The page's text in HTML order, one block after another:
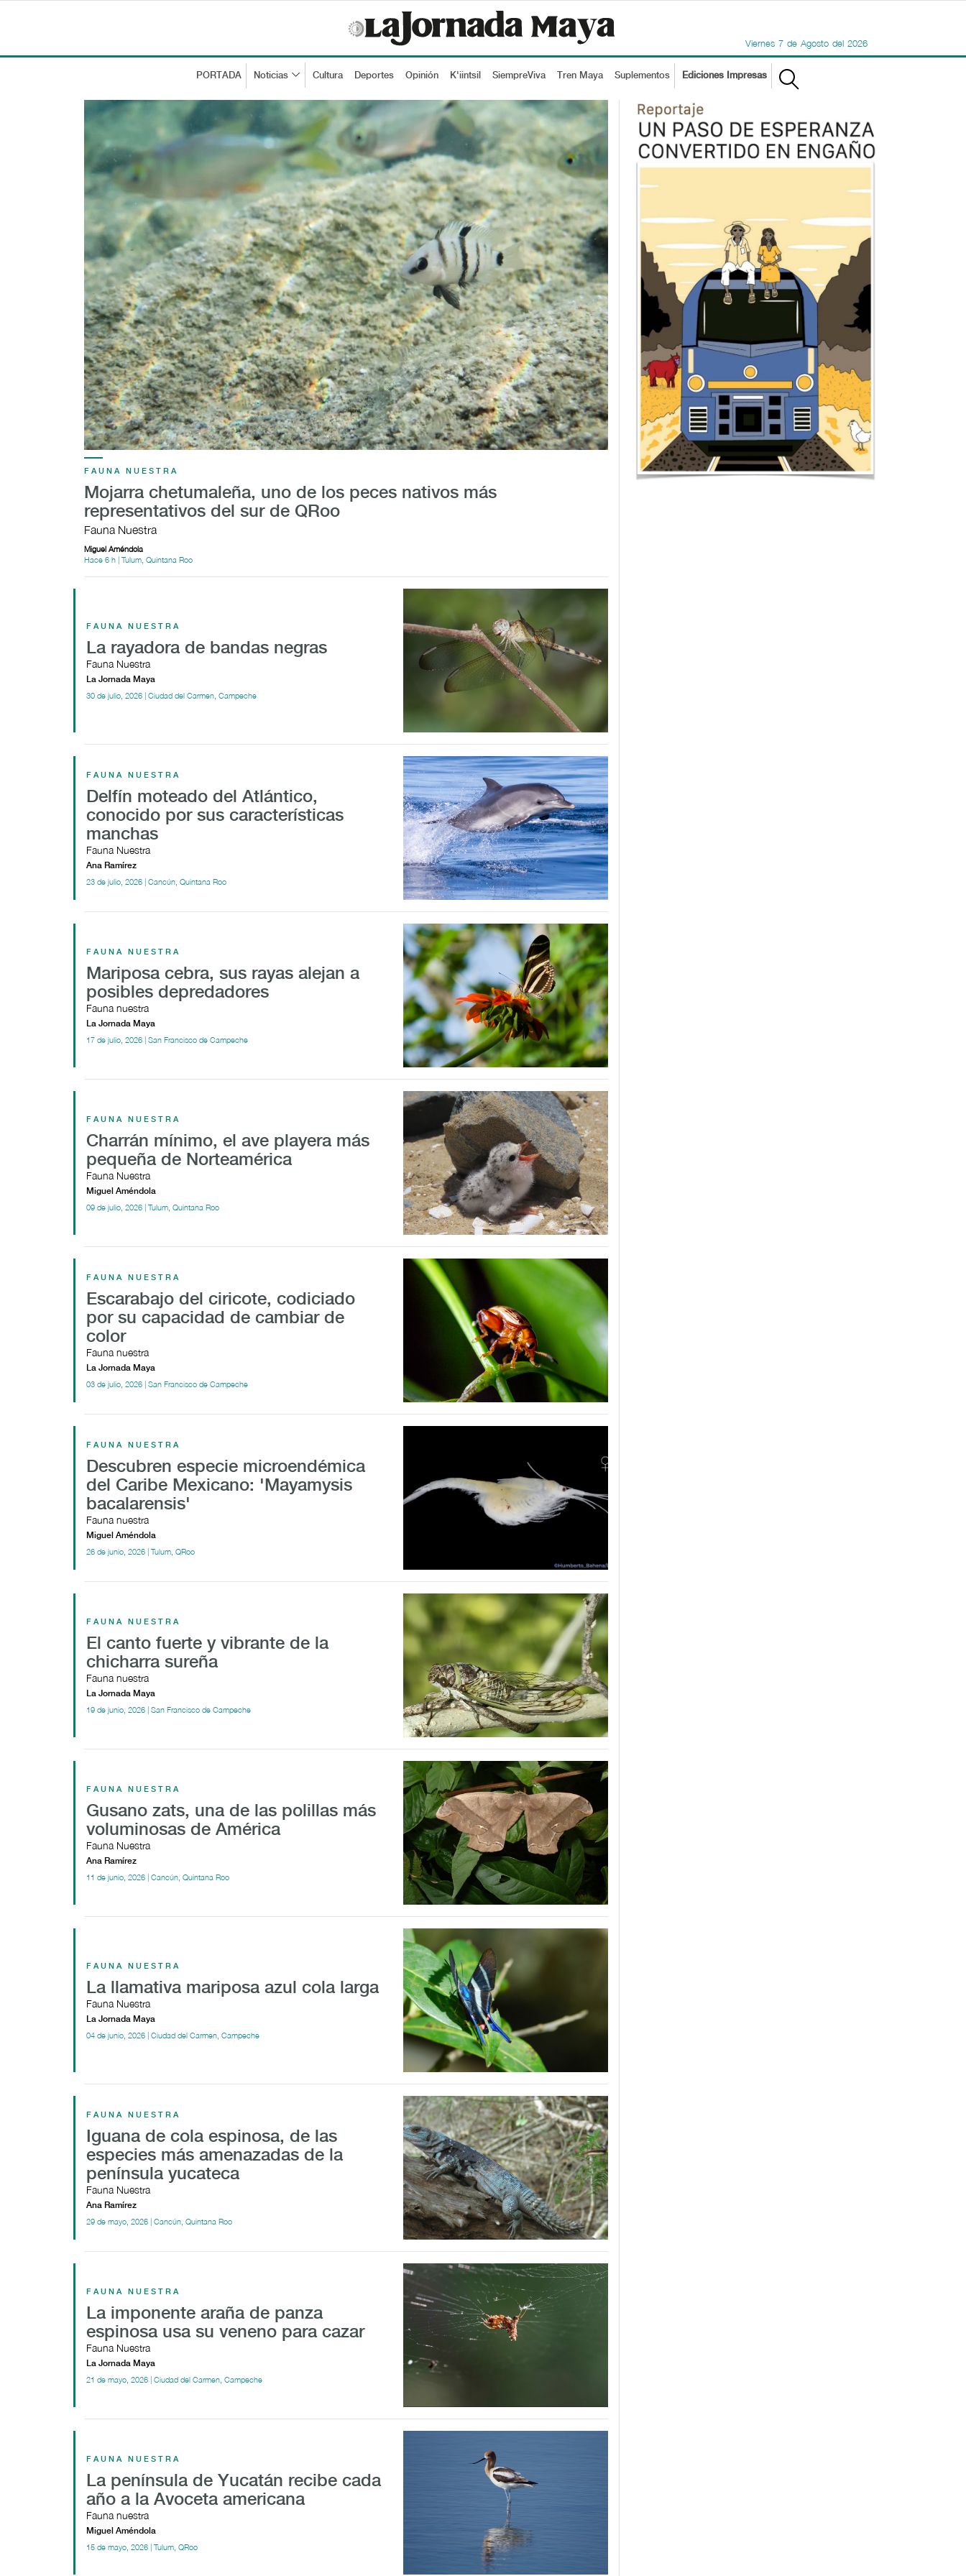
Viernes 7 de Agosto del 2026
PORTADA Noticias Cultura Deportes Opinión K'iintsil SiempreViva Tren Maya Suplementos Ediciones Impresas
FAUNA NUESTRA
Mojarra chetumaleña, uno de los peces nativos más
representativos del sur de QRoo
Fauna Nuestra
Miguel Améndola
Hace 6 h | Tulum, Quintana Roo
FAUNA NUESTRA
La rayadora de bandas negras
Fauna Nuestra
La Jornada Maya
30 de julio, 2026 | Ciudad del Carmen, Campeche
FAUNA NUESTRA
Delfín moteado del Atlántico,
conocido por sus características
manchas
Fauna Nuestra
Ana Ramírez
23 de julio, 2026 | Cancún, Quintana Roo
FAUNA NUESTRA
Mariposa cebra, sus rayas alejan a
posibles depredadores
Fauna nuestra
La Jornada Maya
17 de julio, 2026 | San Francisco de Campeche
FAUNA NUESTRA
Charrán mínimo, el ave playera más
pequeña de Norteamérica
Fauna Nuestra
Miguel Améndola
09 de julio, 2026 | Tulum, Quintana Roo
FAUNA NUESTRA
Escarabajo del ciricote, codiciado
por su capacidad de cambiar de
color
Fauna nuestra
La Jornada Maya
03 de julio, 2026 | San Francisco de Campeche
FAUNA NUESTRA
Descubren especie microendémica
del Caribe Mexicano: 'Mayamysis
bacalarensis'
Fauna nuestra
Miguel Améndola
26 de junio, 2026 | Tulum, QRoo
FAUNA NUESTRA
El canto fuerte y vibrante de la
chicharra sureña
Fauna nuestra
La Jornada Maya
19 de junio, 2026 | San Francisco de Campeche
FAUNA NUESTRA
Gusano zats, una de las polillas más
voluminosas de América
Fauna Nuestra
Ana Ramírez
11 de junio, 2026 | Cancún, Quintana Roo
FAUNA NUESTRA
La llamativa mariposa azul cola larga
Fauna Nuestra
La Jornada Maya
04 de junio, 2026 | Ciudad del Carmen, Campeche
FAUNA NUESTRA
Iguana de cola espinosa, de las
especies más amenazadas de la
península yucateca
Fauna Nuestra
Ana Ramírez
29 de mayo, 2026 | Cancún, Quintana Roo
FAUNA NUESTRA
La imponente araña de panza
espinosa usa su veneno para cazar
Fauna Nuestra
La Jornada Maya
21 de mayo, 2026 | Ciudad del Carmen, Campeche
FAUNA NUESTRA
La península de Yucatán recibe cada
año a la Avoceta americana
Fauna nuestra
Miguel Améndola
15 de mayo, 2026 | Tulum, QRoo